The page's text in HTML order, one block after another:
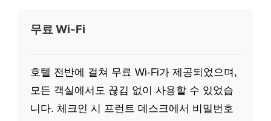
무료 Wi-Fi
호텔 전반에 걸쳐 무료 Wi-Fi가 제공되었으며,
모든 객실에서도 끊김 없이 사용할 수 있었습
니다. 체크인 시 프런트 데스크에서 비밀번호